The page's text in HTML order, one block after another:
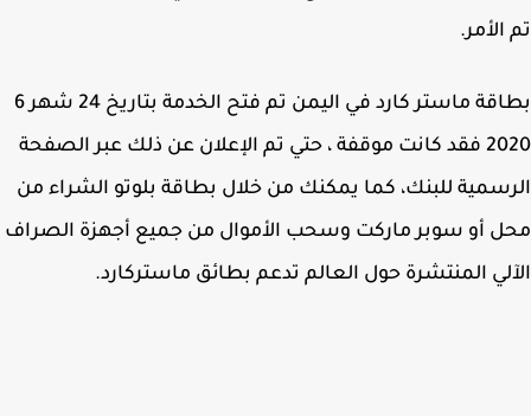
بطاقة ماستر كارد في اليمن تم فتح الخدمة بتاريخ 24 شهر 6
2020 فقد كانت موقفة ، حتي تم الإعلان عن ذلك عبر الصفحة
للبنك، كما يمكنك من خلال بطاقة بلوتو الشراء من
أو سوبر ماركت وسحب الأموال من جميع أجهزة الصراف
المنتشرة حول العالم تدعم بطائق ماستركارد.